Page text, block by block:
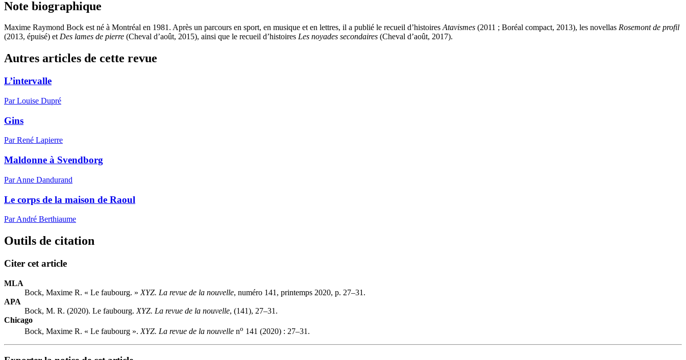
Note biographique
Maxime Raymond Bock est né à Montréal en 1981. Après un parcours en sport, en musique et en lettres, il a publié le recueil d’histoiresAtavismes (2011 ; Boréal compact, 2013), les novellas Rosemont de profil
(2013, épuisé) etDes lames de pierre (Cheval d’août, 2015), ainsi que le recueil d’histoires Les noyades secondaires (Cheval d’août, 2017).
Autres articles de cette revue
L’intervalle
Par Louise Dupré
Gins
Par René Lapierre
Maldonne à Svendborg
Par Anne Dandurand
Le corps de la maison de Raoul
Par André Berthiaume
Outils de citation
Citer cet article
MLA
Bock, Maxime R. « Le faubourg. » XYZ. La revue de la nouvelle, numéro 141, printemps 2020, p. 27–31.
APA
Bock, M. R. (2020). Le faubourg. XYZ. La revue de la nouvelle, (141), 27–31.
Chicago
Bock, Maxime R. « Le faubourg ». XYZ. La revue de la nouvelle no 141 (2020) : 27–31.